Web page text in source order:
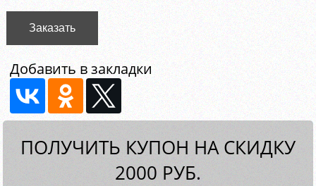
Заказать
Добавить в закладки
ПОЛУЧИТЬ КУПОН НА СКИДКУ
2000 РУБ.